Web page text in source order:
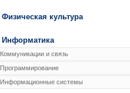
Физическая культура
Информатика
Коммуникации и связь
Программирование
Информационные системы